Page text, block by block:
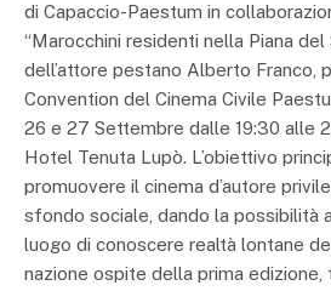
di Capaccio-Paestum in
“Marocchini residenti nella Piana del
dell’attore pestano Alberto Franco,
Convention del Cinema Civile
26 e 27 Settembre dalle 19:30 alle
Hotel Tenuta Lupò. L’obiettivo
promuovere il cinema d’autore
sfondo sociale, dando la possibilità
luogo di conoscere realtà lontane
nazione ospite della prima edizione,